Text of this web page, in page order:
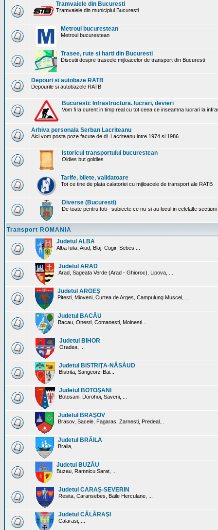
Tramvaiele din Bucuresti
Tramvaiele din municipiul Bucuresti
Metroul bucurestean
Metroul bucurestean
Trasee, rute si harti din Bucuresti
Discutii despre traseele mijloacelor de transport din Bucuresti
Depouri si autobaze RATB
Depourile si autobazele RATB
Bucuresti: Infrastructura. lucrari, devieri
Vom fi la curent in timp real cu tot ceea ce inseamna lucrari la
Arhiva personala Serban Lacriteanu
Aici vom posta poze facute de dl. Lacriteanu intre 1974 si 1986
Istoricul transportului bucurestean
Oldies but goldies
Tarife, bilete, validatoare
Tot ce tine de plata calatoriei cu mijloacele de transport ale RATB
Diverse (Bucuresti)
De toate pentru toti - subiecte ce nu-si au locul in celelalte
Transport ROMANIA
Judetul ALBA
Alba Iulia, Aiud, Blaj, Cugir, Sebes ...
Judetul ARAD
Arad, Sageata Verde (Arad - Ghioroc), Lipova, ...
Judetul ARGEŞ
Pitesti, Mioveni, Curtea de Arges, Campulung Muscel, ...
Judetul BACĂU
Bacau, Onesti, Comanesti, Moinesti...
Judetul BIHOR
Oradea, ...
Judetul BISTRIŢA-NĂSĂUD
Bistrita, Sangeorz-Bai...
Judetul BOTOŞANI
Botosani, Dorohoi, Saveni, ...
Judetul BRAŞOV
Brasov, Sacele, Fagaras, Zarnesti, Predeal...
Judetul BRĂILA
Braila, ...
Judetul BUZĂU
Buzau, Ramnicu Sarat, ...
Judetul CARAŞ-SEVERIN
Resita, Caransebes, Baile Herculane, ...
Judetul CĂLĂRAŞI
Calarasi, ...